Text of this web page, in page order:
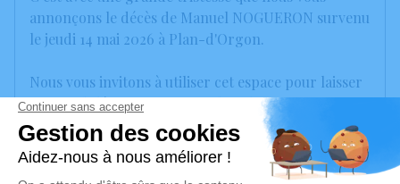
annonçons le décès de Manuel NOGUERON survenu
le jeudi 14 mai 2026 à Plan-d'Orgon.
Nous vous invitons à utiliser cet espace pour laisser
vos condoléances, partager des photos souvenirs,
une anecdote ou exprimer vos pensées à travers des
poèmes ou des textes. Cet endroit est un lieu
d'expression dédié à honorer la mémoire de Manuel